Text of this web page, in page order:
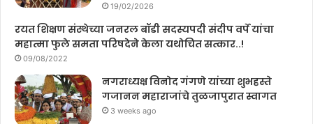
19/02/2026
रयत शिक्षण संस्थेच्या जनरल बॉडी सदस्यपदी संदीप वर्पे यांचा
महात्मा फुले समता परिषदेने केला यथोचित सत्कार..!
09/08/2022
नगराध्यक्ष विनोद गंगणे यांच्या शुभहस्ते
गजानन महाराजांचे तुळजापुरात स्वागत
3 weeks ago